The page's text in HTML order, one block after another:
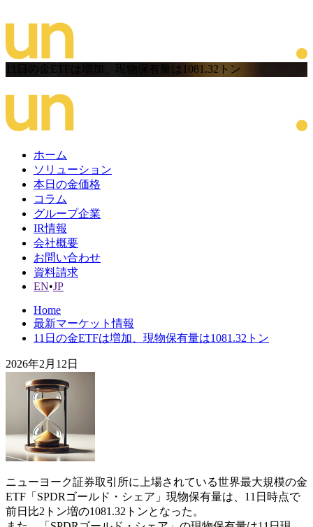
11日の金ETFは増加、現物保有量は1081.32トン
ホーム
ソリューション
本日の金価格
コラム
グループ企業
IR情報
会社概要
お問い合わせ
資料請求
EN•JP
Home
最新マーケット情報
11日の金ETFは増加、現物保有量は1081.32トン
2026年2月12日
ニューヨーク証券取引所に上場されている世界最大規模の金
ETF「SPDRゴールド・シェア」現物保有量は、11日時点で
前日比2トン増の1081.32トンとなった。